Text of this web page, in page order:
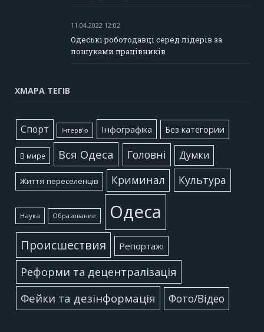
11.04.2022 12:02
Одеські роботодавці серед лідерів за
пошуками працівників
ХМАРА ТЕГІВ
Cпорт Інтерв'ю Інфографіка Без категории
В мире Вся Одеса Головні Думки
Життя переселенців Криминал Культура
Наука Образование Одеса
Происшествия Репортажі
Реформи та децентралізація
Фейки та дезінформація
Фото/Відео